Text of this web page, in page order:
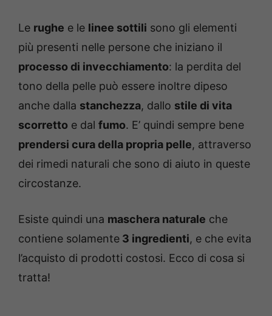
Le rughe e le linee sottili sono gli elementi
più presenti nelle persone che iniziano il
processo di invecchiamento: la perdita del
tono della pelle può essere inoltre dipeso
anche dalla stanchezza, dallo stile di vita
scorretto e dal fumo. E’ quindi sempre bene
prendersi cura della propria pelle, attraverso
dei rimedi naturali che sono di aiuto in queste
circostanze.
Esiste quindi una maschera naturale che
contiene solamente 3 ingredienti, e che evita
l’acquisto di prodotti costosi. Ecco di cosa si
tratta!